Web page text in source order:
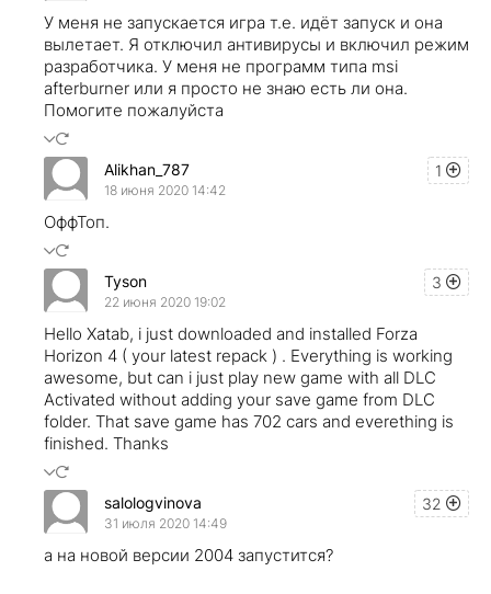
У меня не запускается игра т.е. идёт запуск и она
вылетает. Я отключил антивирусы и включил режим
разработчика. У меня не программ типа msi
afterburner или я просто не знаю есть ли она.
Помогите пожалуйста
1
Alikhan_787
18 июня 2020 14:42
ОффТоп.
3
Tyson
22 июня 2020 19:02
Hello Xatab, i just downloaded and installed Forza
Horizon 4 ( your latest repack ) . Everything is working
awesome, but can i just play new game with all DLC
Activated without adding your save game from DLC
folder. That save game has 702 cars and everething is
finished. Thanks
32
salologvinova
31 июля 2020 14:49
а на новой версии 2004 запустится?